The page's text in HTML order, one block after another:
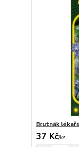
Brutnák
37 Kč/ks